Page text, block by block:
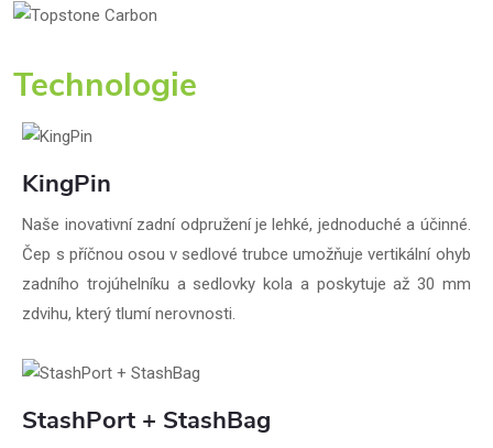
Technologie
KingPin
Naše inovativní zadní odpružení je lehké, jednoduché a účinné.
Čep s příčnou osou v sedlové trubce umožňuje vertikální ohyb
zadního trojúhelníku a sedlovky kola a poskytuje až 30 mm
zdvihu, který tlumí nerovnosti.
StashPort + StashBag